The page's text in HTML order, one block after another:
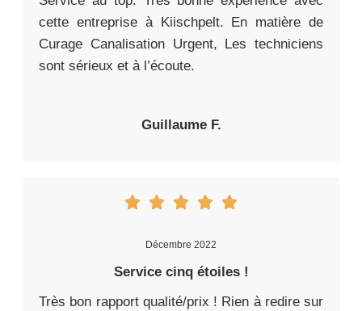
cette entreprise à Kiischpelt. En matière de
Curage Canalisation Urgent, Les techniciens
sont sérieux et à l’écoute.
Guillaume F.
Décembre 2022
Service cinq étoiles !
Très bon rapport qualité/prix ! Rien à redire sur